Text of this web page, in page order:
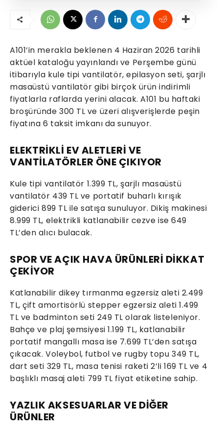
A101’in merakla beklenen 4 Haziran 2026 tarihli
aktüel kataloğu yayınlandı ve Perşembe günü
itibarıyla kule tipi vantilatör, epilasyon seti, şarjlı
masaüstü vantilatör gibi birçok ürün indirimli
fiyatlarla raflarda yerini alacak. A101 bu haftaki
broşüründe 300 TL ve üzeri alışverişlerde peşin
fiyatına 6 taksit imkanı da sunuyor.
ELEKTRİKLİ EV ALETLERİ VE
VANTİLATÖRLER ÖNE ÇIKIYOR
Kule tipi vantilatör 1.399 TL, şarjlı masaüstü
vantilatör 439 TL ve portatif buharlı kırışık
giderici 899 TL ile satışa sunuluyor. Dikiş makinesi
8.999 TL, elektrikli katlanabilir cezve ise 649
TL’den alıcı bulacak.
SPOR VE AÇIK HAVA ÜRÜNLERİ DİKKAT
ÇEKİYOR
Katlanabilir dikey tırmanma egzersiz aleti 2.499
TL, çift amortisörlü stepper egzersiz aleti 1.499
TL ve badminton seti 249 TL olarak listeleniyor.
Bahçe ve plaj şemsiyesi 1.199 TL, katlanabilir
portatif mangallı masa ise 7.699 TL’den satışa
çıkacak. Voleybol, futbol ve rugby topu 349 TL,
dart seti 329 TL, masa tenisi raketi 2’li 169 TL ve 4
başlıklı masaj aleti 799 TL fiyat etiketine sahip.
YAZLIK AKSESUARLAR VE DİĞER
ÜRÜNLER